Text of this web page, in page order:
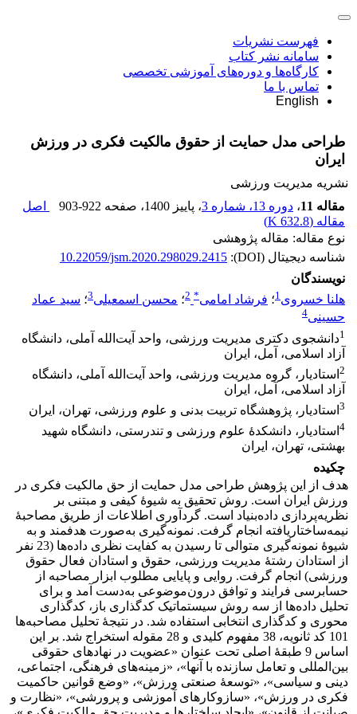
فهرست نشریات
سامانه نشر کتاب
کارگاه‌ها و دوره‌های آموزشی تخصصی
تماس با ما
English
طراحی مدل حمایت از حقوق مالکیت فکری در ورزش
ایران
نشریه مدیریت ورزشی
مقاله 11
، دوره 13، شماره 3 ، پاییز 1400 ، صفحه 903-922
اصل
مقاله (632.8 K
)
نوع مقاله: مقاله پژوهشی
شناسه دیجیتال (DOI):
10.22059/jsm.2020.298029.2415
نویسندگان
هلنا خسروی1؛ فرشاد امامی*
2؛ محسن اسمعیلی3؛ سید عماد
حسینی4
1دانشجوی دکتری مدیریت ورزشی، واحد آیت‌الله آملی، دانشگاه
آزاد اسلامی، آمل، ایران
2 استادیار، گروه مدیریت ورزشی، واحد آیت‌الله آملی، دانشگاه
آزاد اسلامی، آمل، ایران
3 استادیار، پژوهشگاه تربیت بدنی و علوم ورزشی، تهران، ایران
4 استادیار، دانشکدۀ علوم ورزشی و تندرستی، دانشگاه شهید
بهشتی، تهران، ایران
چکیده
هدف از این پژوهش طراحی مدل حمایت از حق مالکیت فکری در
ورزش ایران است. روش تحقیق به شیوۀ کیفی و مبتنی بر
نظریه‌پردازی داده‌بنیاد است. گردآوری اطلاعات از طریق مصاحبۀ
نیمه‌ساختاریافته انجام گرفت. نمونه‌گیری به‌صورت هدفمند و به
شیوۀ نمونه‌گیری متوالی تا رسیدن به کفایت نظری داده‌ها (23 نفر
از استادان رشتۀ مدیریت ورزشی، حقوق و استادان فعال حقوق
ورزشی) انجام گرفت. روایی و پایایی مطلوب ابزار مصاحبه از
حسابرسی فرایند و توافق درون‌موضوعی به‌دست آمد و برای
تحلیل داده‌ها از سه روش سیستماتیک کدگذاری باز، کدگذاری
محوری و کدگذاری انتخابی استفاده شد. در نتیجۀ تحلیل مصاحبه‌ها
101 کد ثانویه، 38 مفهوم کلیدی و 28 مقوله استخراج شد. بر این
اساس 9 طبقۀ اصلی تحت عنوان «عضویت در نهادهای حقوقی
بین‌المللی و تعامل سازنده با آنها»، «زمینه‌های فرهنگی، اجتماعی،
دینی و سیاسی»، «توسعۀ صنعتی ورزش»، «وضع قوانین حاکمیت
فکری در ورزش»، «سازوکارهای آموزشی و پرورشی»، «نظارت و